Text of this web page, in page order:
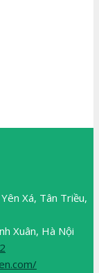
Xá, Tân Triều,
Xuân, Hà Nội